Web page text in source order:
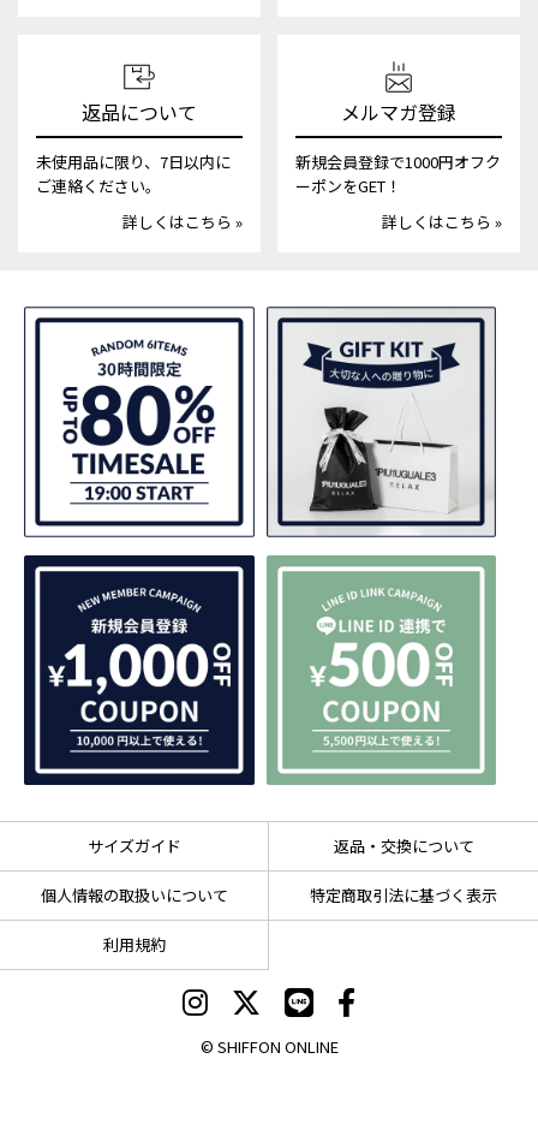
返品について
未使用品に限り、7日以内に
ご連絡ください。
詳しくはこちら »
メルマガ登録
新規会員登録で1000円オフク
ーポンをGET！
詳しくはこちら »
サイズガイド 返品・交換について
個人情報の取扱いについて 特定商取引法に基づく表示
利用規約
© SHIFFON ONLINE